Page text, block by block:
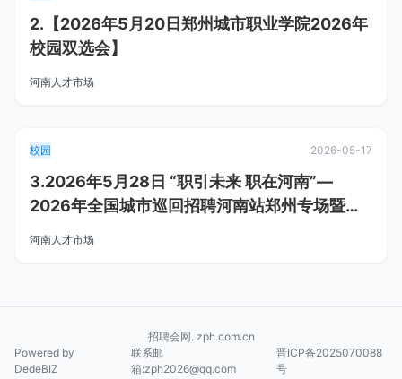
2.【2026年5月20日郑州城市职业学院2026年
校园双选会】
河南人才市场
校园 2026-05-17
3.2026年5月28日 “职引未来 职在河南”—
2026年全国城市巡回招聘河南站郑州专场暨郑
河南人才市场
招聘会网. zph.com.cn
Powered by
DedeBIZ
联系邮
箱:zph2026@qq.com
晋ICP备2025070088
号